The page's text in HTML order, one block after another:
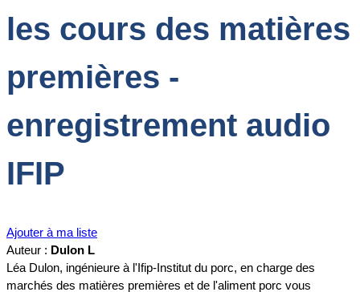
les cours des matières
premières -
enregistrement audio
IFIP
Ajouter à ma liste
Auteur : Dulon L
Léa Dulon, ingénieure à l'Ifip-Institut du porc, en charge des
marchés des matières premières et de l'aliment porc vous